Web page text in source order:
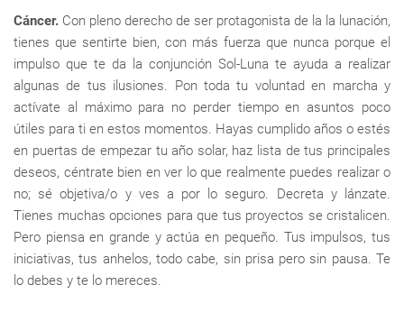
Cáncer. Con pleno derecho de ser protagonista de la la lunación,
tienes que sentirte bien, con más fuerza que nunca porque el
impulso que te da la conjunción Sol-Luna te ayuda a realizar
algunas de tus ilusiones. Pon toda tu voluntad en marcha y
actívate al máximo para no perder tiempo en asuntos poco
útiles para ti en estos momentos. Hayas cumplido años o estés
en puertas de empezar tu año solar, haz lista de tus principales
deseos, céntrate bien en ver lo que realmente puedes realizar o
no; sé objetiva/o y ves a por lo seguro. Decreta y lánzate.
Tienes muchas opciones para que tus proyectos se cristalicen.
Pero piensa en grande y actúa en pequeño. Tus impulsos, tus
iniciativas, tus anhelos, todo cabe, sin prisa pero sin pausa. Te
lo debes y te lo mereces.